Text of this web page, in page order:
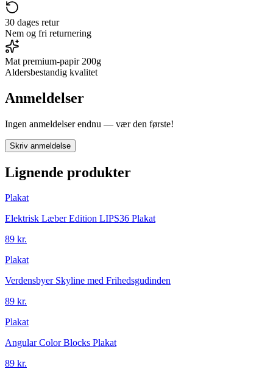
30 dages retur
Nem og fri returnering
Mat premium-papir 200g
Aldersbestandig kvalitet
Anmeldelser
Ingen anmeldelser endnu — vær den første!
Skriv anmeldelse
Lignende produkter
Plakat
Elektrisk Læber Edition LIPS36 Plakat
89 kr.
Plakat
Verdensbyer Skyline med Frihedsgudinden
89 kr.
Plakat
Angular Color Blocks Plakat
89 kr.